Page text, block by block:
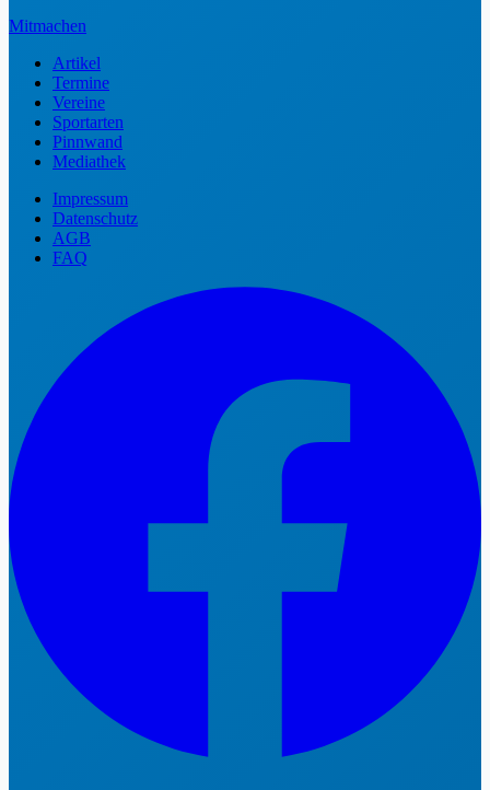
Mitmachen
Artikel
Termine
Vereine
Sportarten
Pinnwand
Mediathek
Impressum
Datenschutz
AGB
FAQ